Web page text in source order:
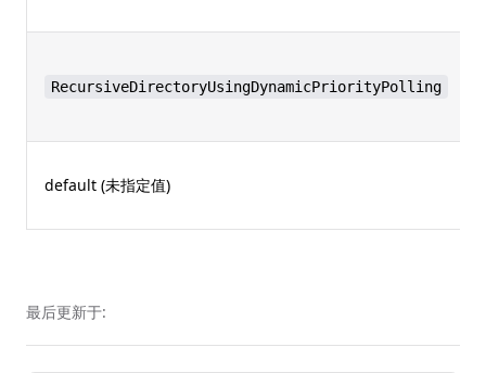
RecursiveDirectoryUsingDynamicPriorityPolling
default (未指定值)
最后更新于: